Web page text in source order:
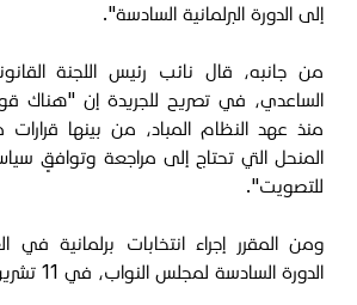
إلى الدورة البرلمانية السادسة".
من جانبه، قال نائب رئيس اللجنة
الساعدي، في تصريح للجريدة إن "هناك
منذ عهد النظام المباد، من بينها
المنحل التي تحتاج إلى مراجعة وتوافقٍ
للتصويت".
ومن المقرر إجراء انتخابات برلمانية في
الدورة السادسة لمجلس النواب، في 11 تشرين الثاني المقبل.